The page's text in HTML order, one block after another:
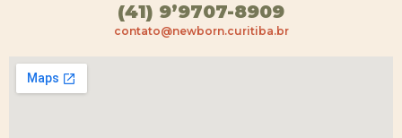
(41) 9’9707-8909
contato@newborn.curitiba.br